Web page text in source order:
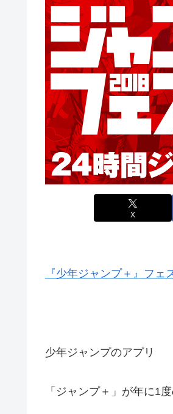
X
『少年ジャンプ＋』フ
少年ジャンプのアプリ
「ジャンプ＋」が年に1